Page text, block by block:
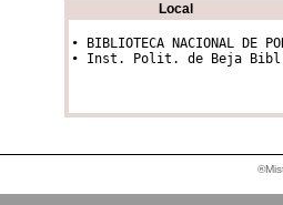
Local
• BIBLIOTECA NACIONAL DE
• Inst. Polit. de Beja